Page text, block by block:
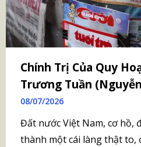
Chính Trị Của Quy
Trương Tuần
08/07/2026
Đất nước Việt Nam, cơ hồ,
thành một cái làng thật to,